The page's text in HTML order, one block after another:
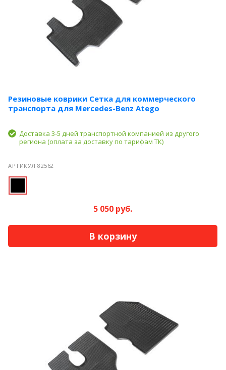
Резиновые коврики Сетка для коммерческого
транспорта для Mercedes-Benz Atego
Доставка 3-5 дней транспортной компанией из другого
региона (оплата за доставку по тарифам ТК)
АРТИКУЛ 82562
5 050 руб.
В корзину